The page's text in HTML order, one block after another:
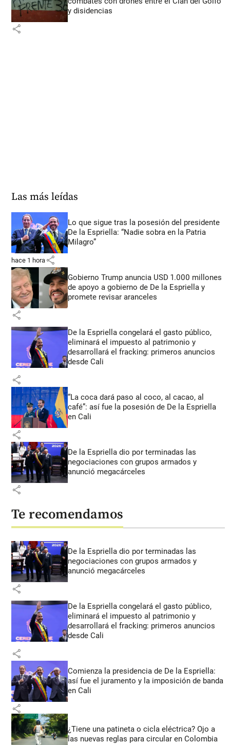
y disidencias
share
Las más leídas
Lo que sigue tras la posesión del presidente
De la Espriella: “Nadie sobra en la Patria
Milagro”
hace 1 hora share
Gobierno Trump anuncia USD 1.000 millones
de apoyo a gobierno de De la Espriella y
promete revisar aranceles
share
De la Espriella congelará el gasto público,
eliminará el impuesto al patrimonio y
desarrollará el fracking: primeros anuncios
desde Cali
share
“La coca dará paso al coco, al cacao, al
café”: así fue la posesión de De la Espriella
en Cali
share
De la Espriella dio por terminadas las
negociaciones con grupos armados y
anunció megacárceles
share
Te recomendamos
De la Espriella dio por terminadas las
negociaciones con grupos armados y
anunció megacárceles
share
De la Espriella congelará el gasto público,
eliminará el impuesto al patrimonio y
desarrollará el fracking: primeros anuncios
desde Cali
share
Comienza la presidencia de De la Espriella:
así fue el juramento y la imposición de banda
en Cali
share
¿Tiene una patineta o cicla eléctrica? Ojo a
las nuevas reglas para circular en Colombia